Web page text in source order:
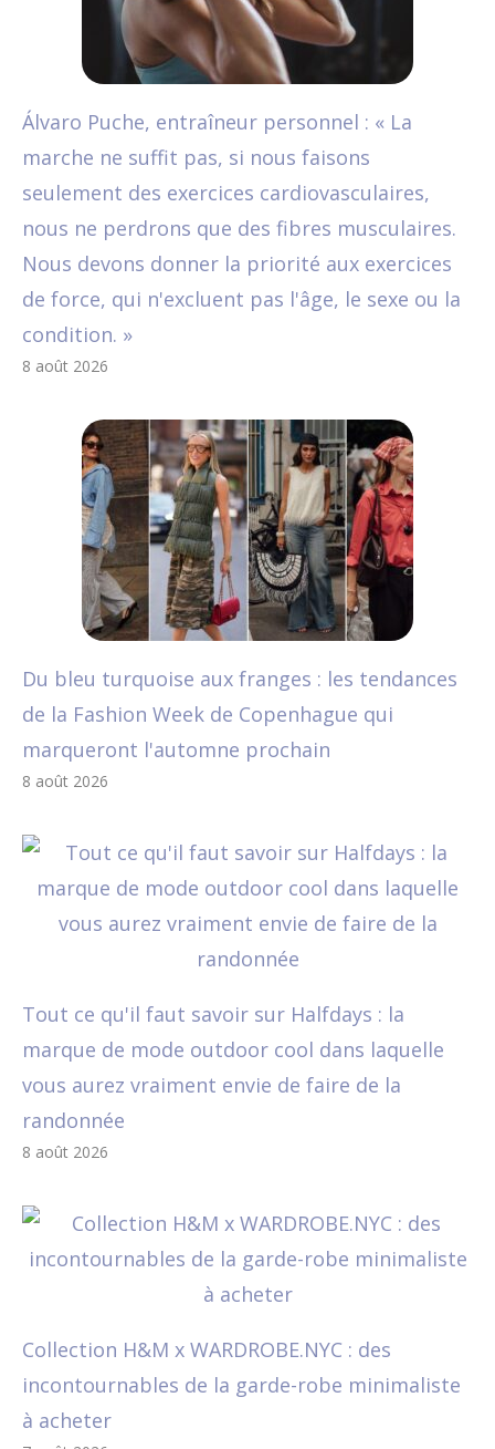
Álvaro Puche, entraîneur personnel : « La
marche ne suffit pas, si nous faisons
seulement des exercices cardiovasculaires,
nous ne perdrons que des fibres musculaires.
Nous devons donner la priorité aux exercices
de force, qui n'excluent pas l'âge, le sexe ou la
condition. »
8 août 2026
Du bleu turquoise aux franges : les tendances
de la Fashion Week de Copenhague qui
marqueront l'automne prochain
8 août 2026
Tout ce qu'il faut savoir sur Halfdays : la
marque de mode outdoor cool dans laquelle
vous aurez vraiment envie de faire de la
randonnée
8 août 2026
Collection H&M x WARDROBE.NYC : des
incontournables de la garde-robe minimaliste
à acheter